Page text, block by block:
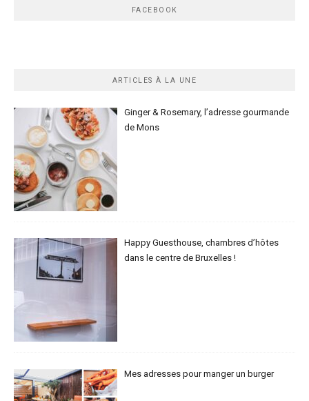
FACEBOOK
ARTICLES À LA UNE
Ginger & Rosemary, l’adresse gourmande
de Mons
Happy Guesthouse, chambres d’hôtes
dans le centre de Bruxelles !
Mes adresses pour manger un burger